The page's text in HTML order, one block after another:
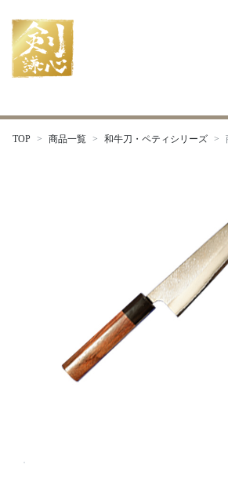
TOP 商品一覧 和牛刀・ペティシリーズ